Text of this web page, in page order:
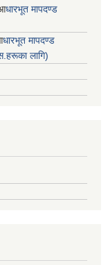
धारभूत मापदण्ड
धारभूत मापदण्ड
लागि)